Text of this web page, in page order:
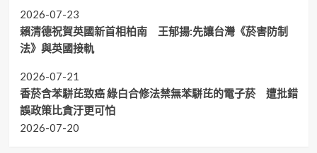
2026-07-23
賴清德祝賀英國新首相柏南 王郁揚:先讓台灣《菸害防制
法》與英國接軌
2026-07-21
香菸含苯駢芘致癌 綠白合修法禁無苯駢芘的電子菸 遭批錯
誤政策比貪汙更可怕
2026-07-20